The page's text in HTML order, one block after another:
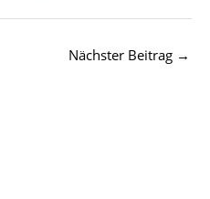
Nächster Beitrag →